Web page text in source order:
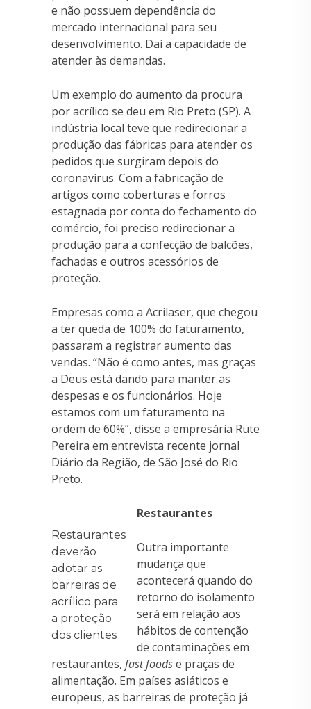
e não possuem dependência do
mercado internacional para seu
desenvolvimento. Daí a capacidade de
atender às demandas.
Um exemplo do aumento da procura
por acrílico se deu em Rio Preto (SP). A
indústria local teve que redirecionar a
produção das fábricas para atender os
pedidos que surgiram depois do
coronavírus. Com a fabricação de
artigos como coberturas e forros
estagnada por conta do fechamento do
comércio, foi preciso redirecionar a
produção para a confecção de balcões,
fachadas e outros acessórios de
proteção.
Empresas como a Acrilaser, que chegou
a ter queda de 100% do faturamento,
passaram a registrar aumento das
vendas. “Não é como antes, mas graças
a Deus está dando para manter as
despesas e os funcionários. Hoje
estamos com um faturamento na
ordem de 60%”, disse a empresária Rute
Pereira em entrevista recente jornal
Diário da Região, de São José do Rio
Preto.
Restaurantes
deverão
adotar as
barreiras de
acrílico para
a proteção
dos clientes
Restaurantes
Outra importante
mudança que
acontecerá quando do
retorno do isolamento
será em relação aos
hábitos de contenção
de contaminações em
restaurantes, fast foodse praças de
alimentação. Em países asiáticos e
europeus, as barreiras de proteção já